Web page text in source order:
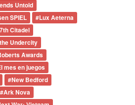
Untold
SPIEL #Lux Aeterna
Citadel
Undercity
Awards
mes en juegos
#New Bedford
#Ark Nova